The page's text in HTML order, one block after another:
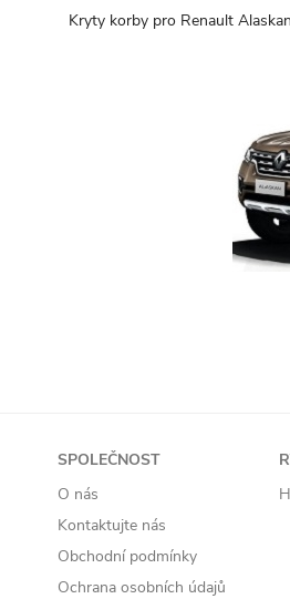
Kryty korby pro Renault
SPOLEČNOST
O nás
Kontaktujte nás
Obchodní podmínky
Ochrana osobních údajů